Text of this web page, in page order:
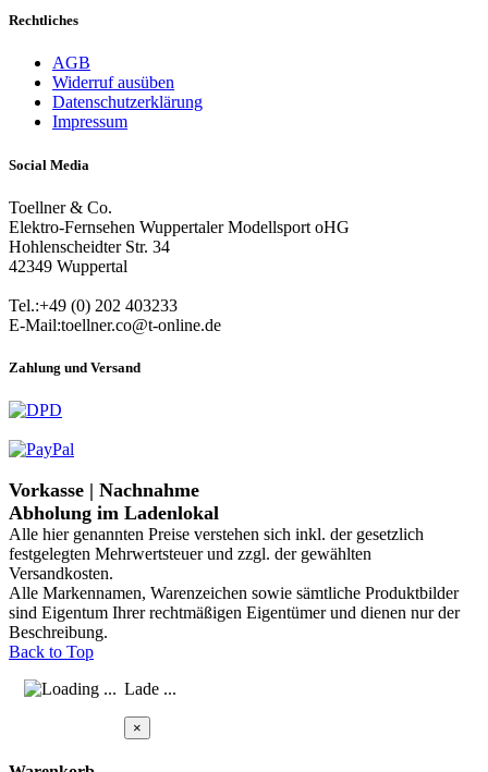
Rechtliches
AGB
Widerruf ausüben
Datenschutzerklärung
Impressum
Social Media
Toellner & Co.
Elektro-Fernsehen Wuppertaler Modellsport oHG
Hohlenscheidter Str. 34
42349 Wuppertal
Tel.:+49 (0) 202 403233
E-Mail:toellner.co@t-online.de
Zahlung und Versand
Vorkasse | Nachnahme
Abholung im Ladenlokal
Alle hier genannten Preise verstehen sich inkl. der gesetzlich
festgelegten Mehrwertsteuer und zzgl. der gewählten
Versandkosten.
Alle Markennamen, Warenzeichen sowie sämtliche Produktbilder
sind Eigentum Ihrer rechtmäßigen Eigentümer und dienen nur der
Beschreibung.
Back to Top
Lade ...
×